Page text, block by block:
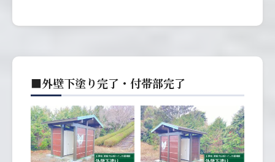
■外壁下塗り完了・付帯部完了